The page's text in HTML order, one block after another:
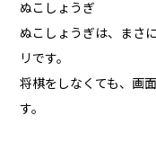
ぬこしょうぎ
ぬこしょうぎは、まさ
リです。
将棋をしなくても、画
す。